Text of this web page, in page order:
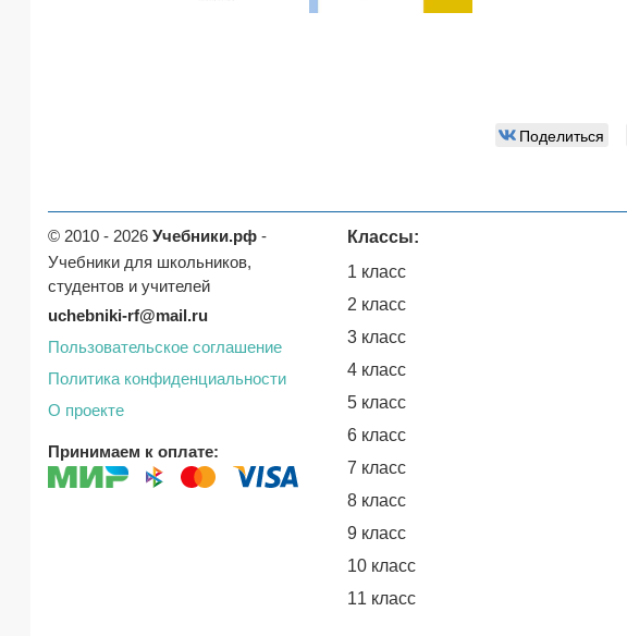
Поделиться
© 2010 - 2026 Учебники.рф -
Учебники для школьников,
студентов и учителей
uchebniki-rf@mail.ru
Пользовательское соглашение
Политика конфиденциальности
О проекте
Принимаем к оплате:
Классы:
1 класс
2 класс
3 класс
4 класс
5 класс
6 класс
7 класс
8 класс
9 класс
10 класс
11 класс